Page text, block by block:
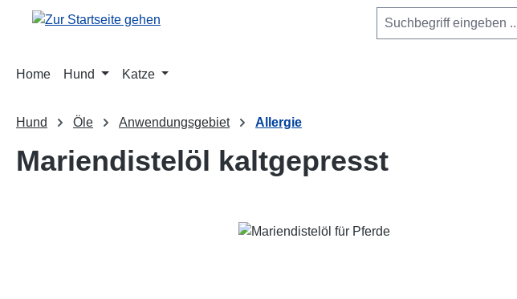
Hauptinhalt springen
Zur Suche springen
Zur Hauptnavigation springen
Home Hund Katze
Hund Öle Anwendungsgebiet Allergie
Mariendistelöl kaltgepresst